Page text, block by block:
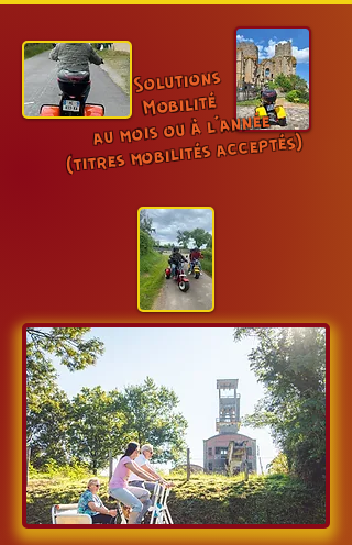
Solutions
Mobilité
au mois ou à l'année
(titres mobilités acceptés)